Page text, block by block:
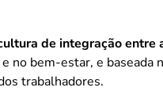
de integração
no bem-estar, e baseada
trabalhadores.